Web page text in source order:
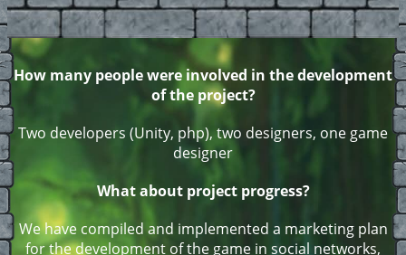
How many people were involved in the development
of the project?
Two developers (Unity, php), two designers, one game
designer
What about project progress?
We have compiled and implemented a marketing plan
for the development of the game in social networks,